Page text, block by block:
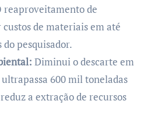
reaproveitamento de
de materiais em até
do pesquisador.
Diminui o descarte em
600 mil toneladas
a extração de recursos